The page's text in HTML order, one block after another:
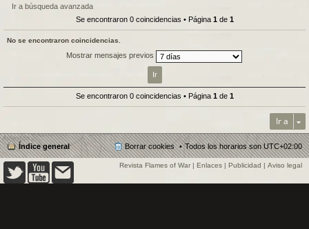
Ir a búsqueda avanzada
Se encontraron 0 coincidencias • Página 1de 1
No se encontraron coincidencias.
Mostrar mensajes previos
Se encontraron 0 coincidencias • Página 1de 1
Ir a
Índice general Todos los horarios sonUTC+02:00
Borrar cookies
Revista Flames of War | Enlaces | Publicidad | Aviso legal